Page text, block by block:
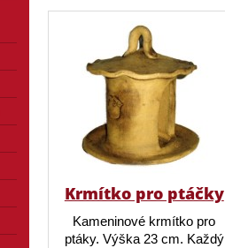
Krmítko pro ptáčky
Kameninové krmítko pro
ptáky. Výška 23 cm. Každý